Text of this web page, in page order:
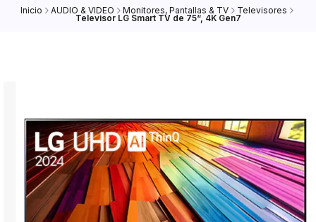
Inicio AUDIO & VIDEO Monitores, Pantallas & TV Televisores
Televisor LG Smart TV de 75“, 4K Gen7